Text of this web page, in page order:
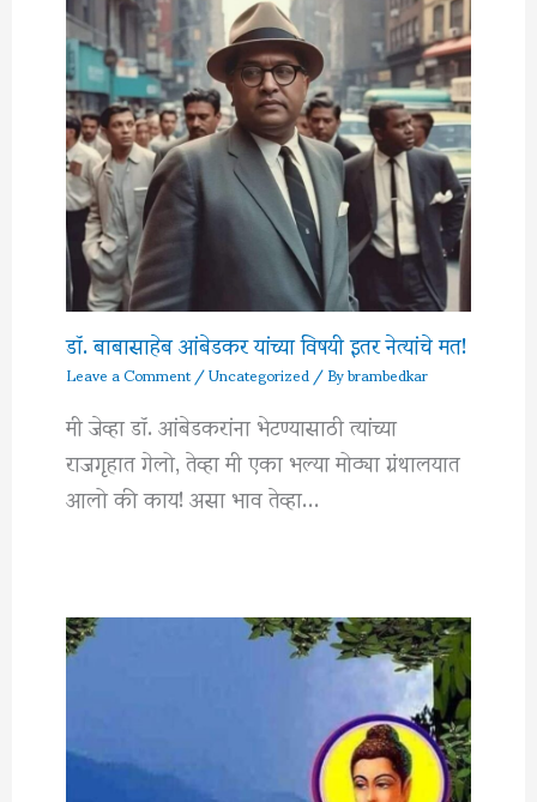
डॉ. बाबासाहेब आंबेडकर यांच्या विषयी इतर नेत्यांचे मत!
Leave a Comment/Uncategorized/ Bybrambedkar
मी जेव्हा डॉ. आंबेडकरांना भेटण्यासाठी त्यांच्या
राजगृहात गेलो, तेव्हा मी एका भल्या मोठ्या ग्रंथालयात
आलो की काय! असा भाव तेव्हा…